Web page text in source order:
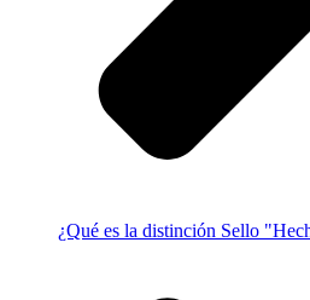
¿Qué es la distinción Sello